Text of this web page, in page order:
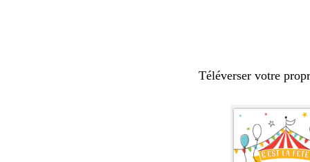
Téléverser votre